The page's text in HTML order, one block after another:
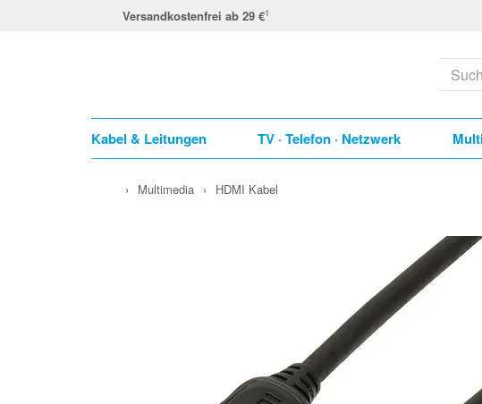
Versandkostenfrei ab 29 €1
Kabel & Leitungen TV · Telefon · Netzwerk
› Multimedia › HDMI Kabel